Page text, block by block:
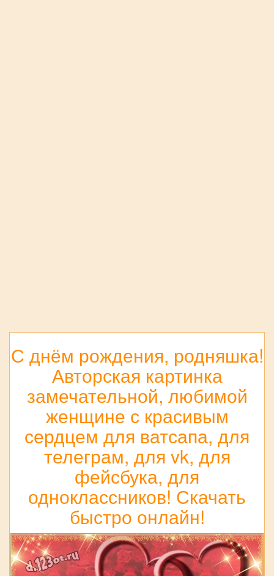
С днём рождения, родняшка!
Авторская картинка
замечательной, любимой
женщине с красивым
сердцем для ватсапа, для
телеграм, для vk, для
фейсбука, для
одноклассников! Скачать
быстро онлайн!